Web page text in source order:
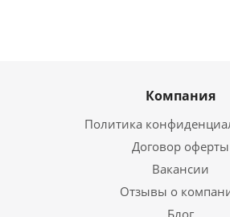
Компания
Политика
Договор оферты
Вакансии
Отзывы о
Блог